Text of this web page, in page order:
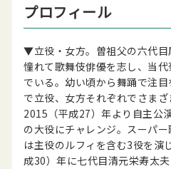
プロフィール
▼立役・女方。曽祖父の六代目
憧れて歌舞伎俳優を志し、当
でいる。幼い頃から舞踊で注
で立役、女方それぞれでさまざ
2015（平成27）年より自主公
の大役にチャレンジ。スーパ
は主役のルフィを含む3役を演
成30）年に七代目清元栄寿太